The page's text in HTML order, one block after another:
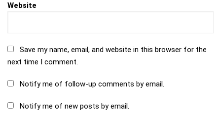
Website
Save my name, email, and website in this browser for the
next time I comment.
Notify me of follow-up comments by email.
Notify me of new posts by email.